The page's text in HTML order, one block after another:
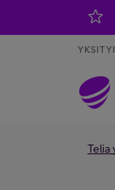
Telia